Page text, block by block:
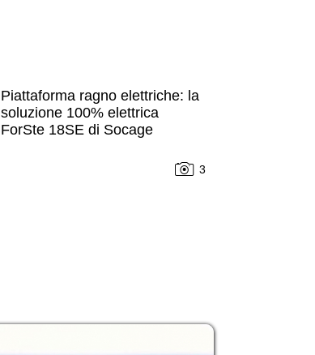
Piattaforma ragno elettriche: la
soluzione 100% elettrica
ForSte 18SE di Socage
3